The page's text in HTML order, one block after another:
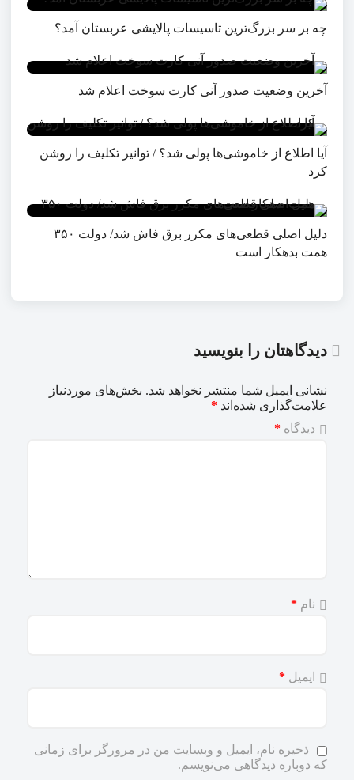
چه بر سر بزرگ‌ترین تاسیسات پالایشی عربستان آمد؟
آخرین وضعیت صدور آنی کارت سوخت اعلام شد
آیا اطلاع از خاموشی‌ها پولی شد؟ / توانیر تکلیف را روشن
کرد
دلیل اصلی قطعی‌های مکرر برق فاش شد/ دولت ۳۵۰
همت بدهکار است
دیدگاهتان را بنویسید
نشانی ایمیل شما منتشر نخواهد شد. بخش‌های موردنیاز
علامت‌گذاری شده‌اند *
دیدگاه *
نام *
ایمیل *
ذخیره نام، ایمیل و وبسایت من در مرورگر برای زمانی
که دوباره دیدگاهی می‌نویسم.